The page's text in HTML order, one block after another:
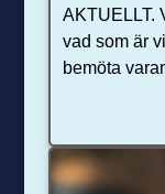
AKTUELLT.
vad som är
bemöta